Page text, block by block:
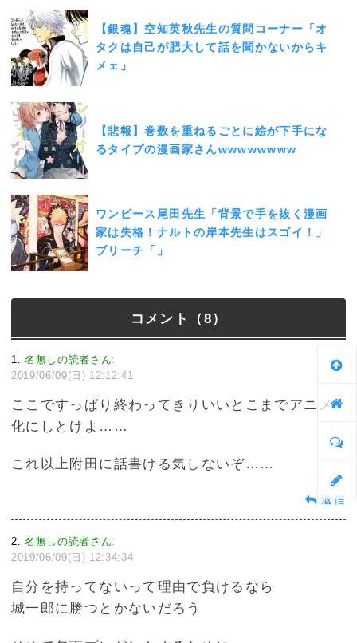
【銀魂】空知英秋先生の質問コーナー「オ
タクは自己が肥大して話を聞かないからキ
メェ」
【悲報】巻数を重ねるごとに絵が下手にな
るタイプの漫画家さんwwwwwwww
ワンピース尾田先生「背景で手を抜く漫画
家は失格！ナルトの岸本先生はスゴイ！」
ブリーチ「」
コメント（8）
1 名無しの読者さん:
2019/06/09(日) 12:12:41
ここですっぱり終わってきりいいとこまでアニメ
化にしとけよ……
これ以上附田に話書ける気しないぞ……
返信
2 名無しの読者さん:
2019/06/09(日) 12:34:34
自分を持ってないって理由で負けるなら
城一郎に勝つとかないだろう